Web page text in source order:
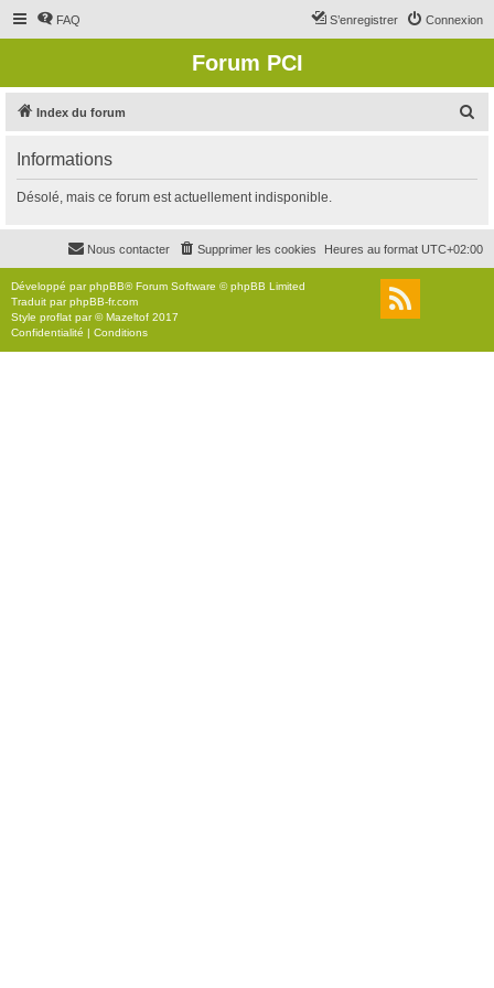
FAQ Connexion
S’enregistrer
Forum PCI
Index du forum
r
c
r
Informations
Désolé, mais ce forum est actuellement indisponible.
Heures au format UTC+02:00
Supprimer les cookies
Nous contacter
Développé parphpBB® Forum Software © phpBB Limited
Traduit parphpBB-fr.com
Style proflat par ©Mazeltof 2017
Confidentialité | Conditions